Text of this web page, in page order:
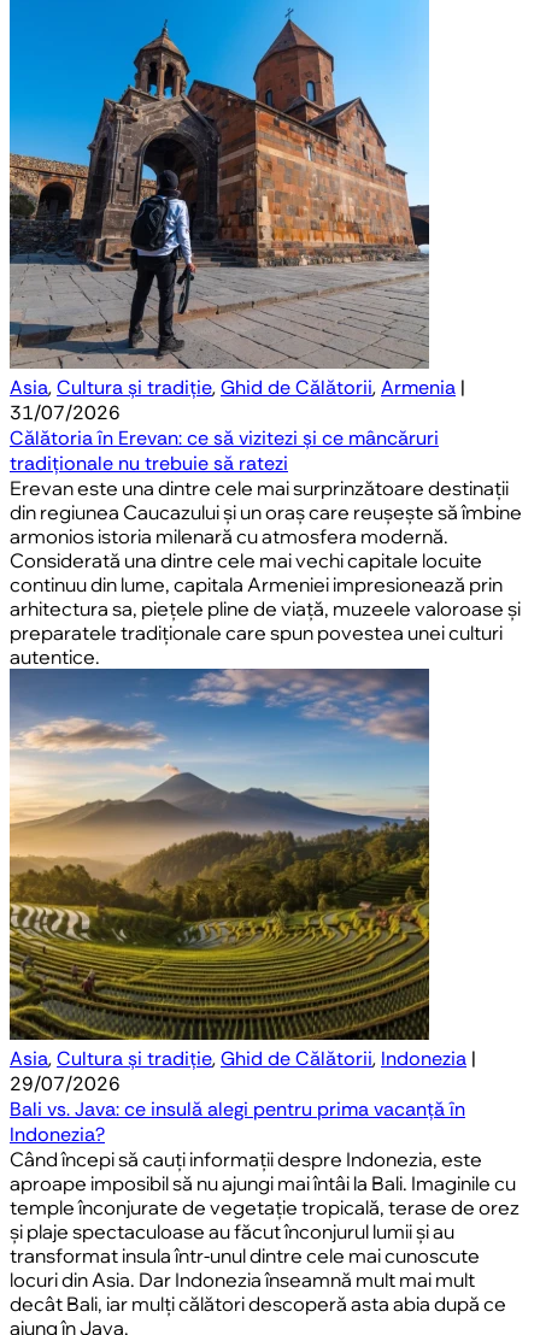
Asia,Cultura și tradiție,Ghid de Călătorii,Armenia |
31/07/2026
Călătoria în Erevan: ce să vizitezi și ce mâncăruri
tradiționale nu trebuie să ratezi
Erevan este una dintre cele mai surprinzătoare destinații
din regiunea Caucazului și un oraș care reușește să îmbine
armonios istoria milenară cu atmosfera modernă.
Considerată una dintre cele mai vechi capitale locuite
continuu din lume, capitala Armeniei impresionează prin
arhitectura sa, piețele pline de viață, muzeele valoroase și
preparatele tradiționale care spun povestea unei culturi
autentice.
Asia,Cultura și tradiție,Ghid de Călătorii, Indonezia |
29/07/2026
Bali vs. Java: ce insulă alegi pentru prima vacanță în
Indonezia?
Când începi să cauți informații despre Indonezia, este
aproape imposibil să nu ajungi mai întâi la Bali. Imaginile cu
temple înconjurate de vegetație tropicală, terase de orez
și plaje spectaculoase au făcut înconjurul lumii și au
transformat insula într-unul dintre cele mai cunoscute
locuri din Asia. Dar Indonezia înseamnă mult mai mult
decât Bali, iar mulți călători descoperă asta abia după ce
ajung în Java.